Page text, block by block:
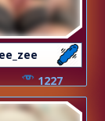
1227